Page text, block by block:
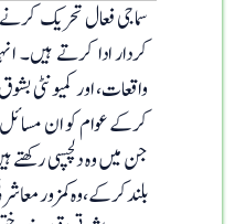
سماجی فعال تحریک
کردار ادا کرتے ہیں۔
واقعات، اور کمیونٹی
کرکے عوام کو ان
جن میں وہ دلچسپی رکھتے
بلند کر کے، وہ کمزور